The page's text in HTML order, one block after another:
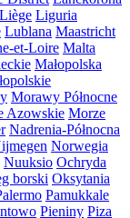
Liège Liguria
Lublana Maastricht
et-Loire Malta
Małopolska
Morawy Północne
Azowskie Morze
Nadrenia-Północna
Norwegia
Nuuksio Ochryda
borski Oksytania
Pamukkale
Pieniny Piza